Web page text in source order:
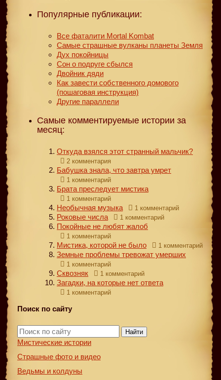
Популярные публикации:
Все фаталити Mortal Kombat
Самые страшные вулканы планеты Земля
Дух покойницы
Сон о подруге сбылся
Двойник дяди
Как завести собственного домового
(пошаговая инструкция)
Другие параллели
Самые комментируемые истории за
месяц:
Откуда взялся этот странный мальчик?
2 комментария
Бабушка знала, что завтра умрет
1 комментарий
Брата преследует мистика
1 комментарий
Необычная музыка 1 комментарий
Роковые числа 1 комментарий
Покойные не любят жалоб
1 комментарий
Мистика, которой не было 1 комментарий
Земные проблемы тревожат умерших
1 комментарий
Сквозняк 1 комментарий
Загадки, на которые нет ответа
1 комментарий
Поиск по сайту
Найти
Мистические истории
Страшные фото и видео
Ведьмы и колдуны